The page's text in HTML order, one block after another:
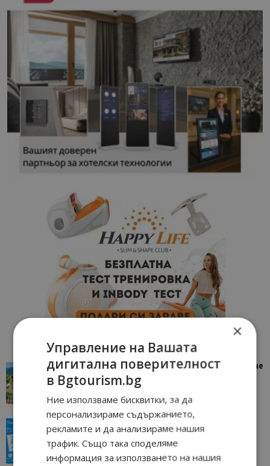
“Пощенска картичка от…”: Петрич – Изживяване
отвъд очакваното
всички времена
Пловдив 23/06/2026 10:00
×
Управление на Вашата
дигитална поверителност
в Bgtourism.bg
Ние използваме бисквитки, за да
персонализираме съдържанието,
рекламите и да анализираме нашия
трафик. Също така споделяме
информация за използването на нашия